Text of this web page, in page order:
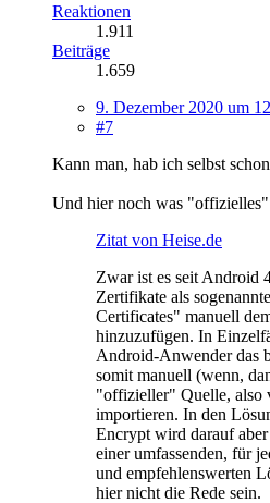
Reaktionen
1.911
Beiträge
1.659
9. Dezember 2020 um
#7
Kann man, hab ich selbst
Und hier noch was "offizielles"
Zitat von Heise.de
Zwar ist es seit Android
Zertifikate als
Certificates" manuell
hinzuzufügen. In
Android-Anwender das
somit manuell (wenn,
"offizieller" Quelle, also
importieren. In den
Encrypt wird darauf
einer umfassenden, für
und empfehlenswerten
hier nicht die Rede sein.